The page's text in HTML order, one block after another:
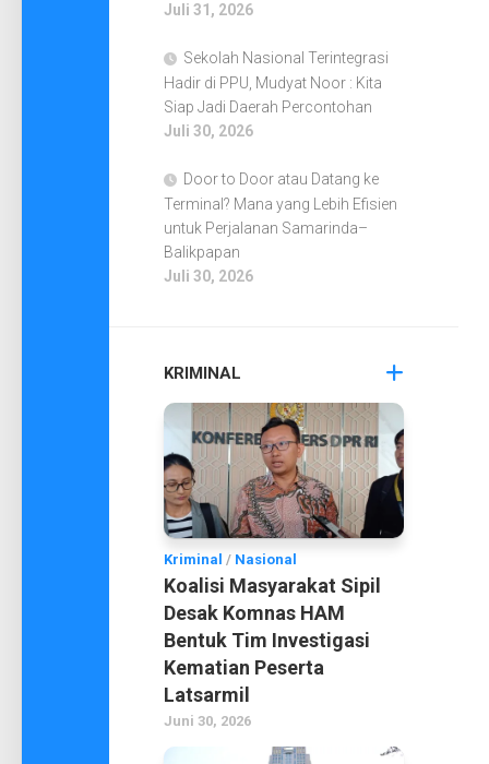
Juli 31, 2026
Sekolah Nasional Terintegrasi
Hadir di PPU, Mudyat Noor : Kita
Siap Jadi Daerah Percontohan
Juli 30, 2026
Door to Door atau Datang ke
Terminal? Mana yang Lebih Efisien
untuk Perjalanan Samarinda–
Balikpapan
Juli 30, 2026
KRIMINAL
Kriminal / Nasional
Koalisi Masyarakat Sipil
Desak Komnas HAM
Bentuk Tim Investigasi
Kematian Peserta
Latsarmil
Juni 30, 2026